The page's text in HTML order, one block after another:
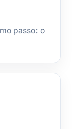
passo: o